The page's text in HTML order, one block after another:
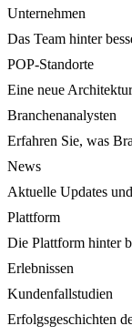
Unternehmen
Das Team hinter
POP-Standorte
Eine neue
Branchenanalysten
Erfahren Sie, was
News
Aktuelle Updates
Plattform
Die Plattform hinter
Erlebnissen
Kundenfallstudien
Erfolgsgeschichten